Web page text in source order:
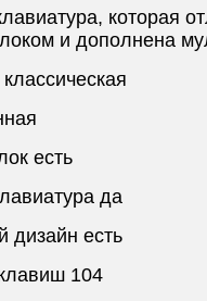
которая
и дополнена
классическая
есть
да
дизайн есть
104